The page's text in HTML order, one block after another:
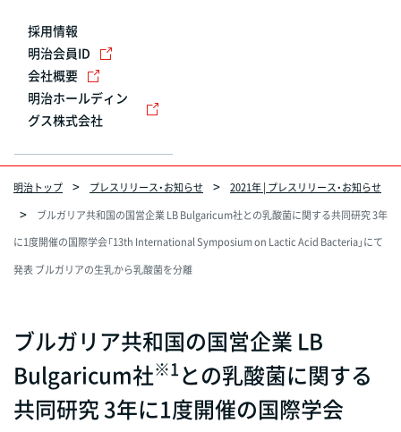
採用情報
明治会員ID
会社概要
明治ホールディン
グス株式会社
明治トップ プレスリリース・お知らせ
2021年 | プレスリリース・お知らせ
ブルガリア共和国の国営企業 LB Bulgaricum社との乳酸菌に関する共同研究 3年
に1度開催の国際学会「13th International Symposium on Lactic Acid Bacteria」にて
発表 ブルガリアの生乳から乳酸菌を分離
ブルガリア共和国の国営企業 LB
Bulgaricum社※1との乳酸菌に関する
共同研究 3年に1度開催の国際学会